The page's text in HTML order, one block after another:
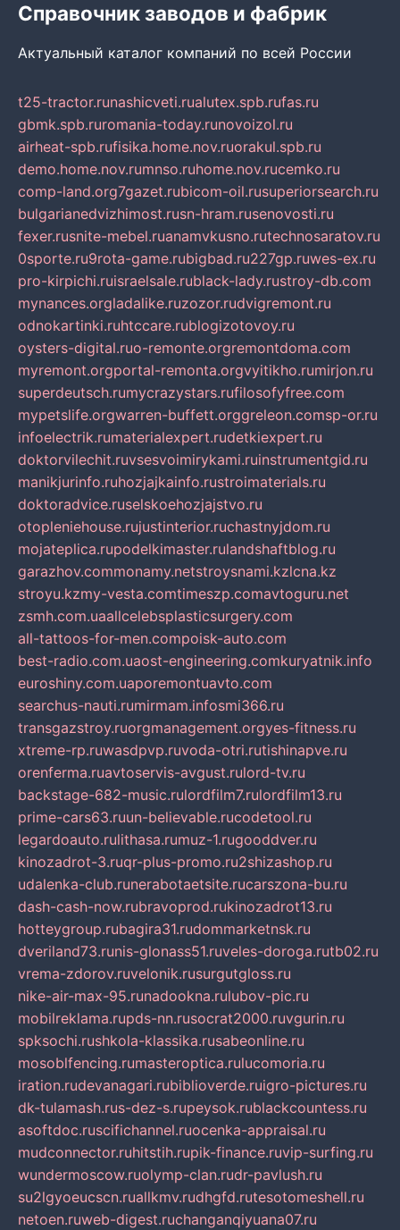
Справочник заводов и фабрик
Актуальный каталог компаний по всей России
t25-tractor.runashicveti.rualutex.spb.rufas.ru
gbmk.spb.ruromania-today.runovoizol.ru
airheat-spb.rufisika.home.nov.ruorakul.spb.ru
demo.home.nov.rumnso.ruhome.nov.rucemko.ru
comp-land.org7gazet.rubicom-oil.rusuperiorsearch.ru
bulgarianedvizhimost.rusn-hram.rusenovosti.ru
fexer.rusnite-mebel.ruanamvkusno.rutechnosaratov.ru
0sporte.ru9rota-game.rubigbad.ru227gp.ruwes-ex.ru
pro-kirpichi.ruisraelsale.rublack-lady.rustroy-db.com
mynances.orgladalike.ruzozor.rudvigremont.ru
odnokartinki.ruhtccare.rublogizotovoy.ru
oysters-digital.ruo-remonte.orgremontdoma.com
myremont.orgportal-remonta.orgvyitikho.rumirjon.ru
superdeutsch.rumycrazystars.rufilosofyfree.com
mypetslife.orgwarren-buffett.orggreleon.comsp-or.ru
infoelectrik.rumaterialexpert.rudetkiexpert.ru
doktorvilechit.ruvsesvoimirykami.ruinstrumentgid.ru
manikjurinfo.ruhozjajkainfo.rustroimaterials.ru
doktoradvice.ruselskoehozjajstvo.ru
otopleniehouse.rujustinterior.ruchastnyjdom.ru
mojateplica.rupodelkimaster.rulandshaftblog.ru
garazhov.commonamy.netstroysnami.kzlcna.kz
stroyu.kzmy-vesta.comtimeszp.comavtoguru.net
zsmh.com.uaallcelebsplasticsurgery.com
all-tattoos-for-men.compoisk-auto.com
best-radio.com.uaost-engineering.comkuryatnik.info
euroshiny.com.uaporemontuavto.com
searchus-nauti.rumirmam.infosmi366.ru
transgazstroy.ruorgmanagement.orgyes-fitness.ru
xtreme-rp.ruwasdpvp.ruvoda-otri.rutishinapve.ru
orenferma.ruavtoservis-avgust.rulord-tv.ru
backstage-682-music.rulordfilm7.rulordfilm13.ru
prime-cars63.ruun-believable.rucodetool.ru
legardoauto.rulithasa.rumuz-1.rugooddver.ru
kinozadrot-3.ruqr-plus-promo.ru2shizashop.ru
udalenka-club.runerabotaetsite.rucarszona-bu.ru
dash-cash-now.rubravoprod.rukinozadrot13.ru
hotteygroup.rubagira31.rudommarketnsk.ru
dveriland73.runis-glonass51.ruveles-doroga.rutb02.ru
vrema-zdorov.ruvelonik.rusurgutgloss.ru
nike-air-max-95.runadookna.rulubov-pic.ru
mobilreklama.rupds-nn.rusocrat2000.ruvgurin.ru
spksochi.rushkola-klassika.rusabeonline.ru
mosoblfencing.rumasteroptica.rulucomoria.ru
iration.rudevanagari.rubiblioverde.ruigro-pictures.ru
dk-tulamash.rus-dez-s.rupeysok.rublackcountess.ru
asoftdoc.ruscifichannel.ruocenka-appraisal.ru
mudconnector.ruhitstih.rupik-finance.ruvip-surfing.ru
wundermoscow.ruolymp-clan.rudr-pavlush.ru
su2lgyoeucscn.ruallkmv.rudhgfd.rutesotomeshell.ru
netoen.ruweb-digest.ruchanganqiyuana07.ru